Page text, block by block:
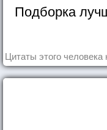
Подборка
Цитаты этого